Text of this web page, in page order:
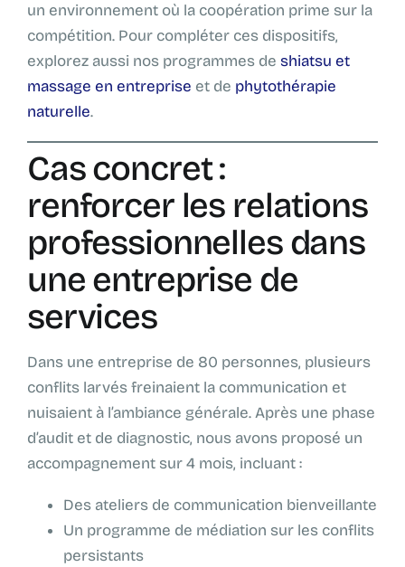
un environnement où la coopération prime sur la
compétition. Pour compléter ces dispositifs,
explorez aussi nos programmes de shiatsu et
massage en entreprise et de phytothérapie
naturelle.
Cas concret :
renforcer les relations
professionnelles dans
une entreprise de
services
Dans une entreprise de 80 personnes, plusieurs
conflits larvés freinaient la communication et
nuisaient à l’ambiance générale. Après une phase
d’audit et de diagnostic, nous avons proposé un
accompagnement sur 4 mois, incluant :
Des ateliers de communication bienveillante
Un programme de médiation sur les conflits
persistants